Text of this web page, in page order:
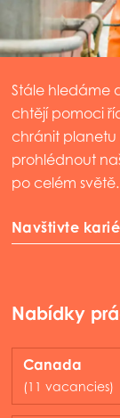
Stále hledáme
chtějí pomoci
chránit planetu
prohlédnout
Navštivte
Canada
(11 vacancies)